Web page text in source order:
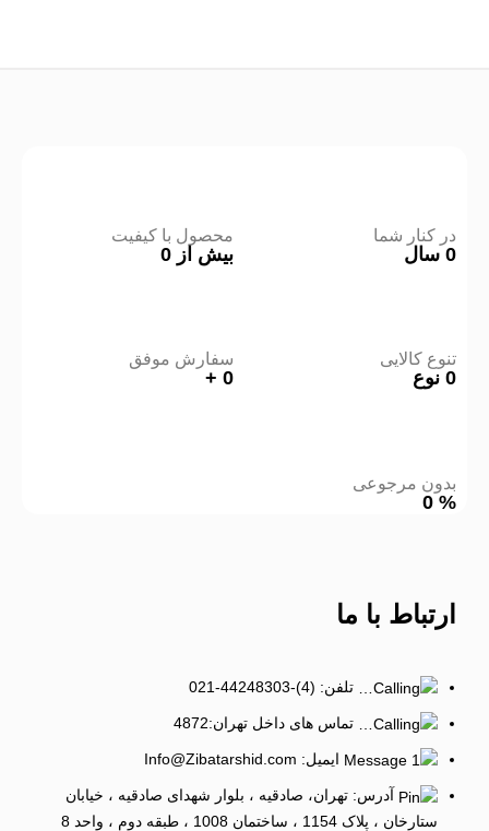
در کنار شما
0 سال
محصول با کیفیت
بیش از 0
تنوع کالایی
0 نوع
سفارش موفق
0
+
بدون مرجوعی
%
0
ارتباط با ما
تلفن: (4)-44248303-021
تماس های داخل تهران:4872
ایمیل: Info@Zibatarshid.com
آدرس: تهران، صادقیه ، بلوار شهدای صادقیه ، خیابان
ستارخان ، پلاک 1154 ، ساختمان 1008 ، طبقه دوم ، واحد 8